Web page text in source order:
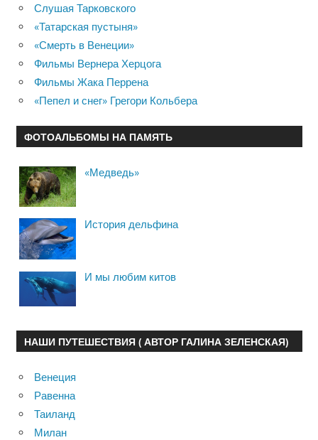
Слушая Тарковского
«Татарская пустыня»
«Смерть в Венеции»
Фильмы Вернера Херцога
Фильмы Жака Перрена
«Пепел и снег» Грегори Кольбера
ФОТОАЛЬБОМЫ НА ПАМЯТЬ
«Медведь»
История дельфина
И мы любим китов
НАШИ ПУТЕШЕСТВИЯ ( АВТОР ГАЛИНА ЗЕЛЕНСКАЯ)
Венеция
Равенна
Таиланд
Милан